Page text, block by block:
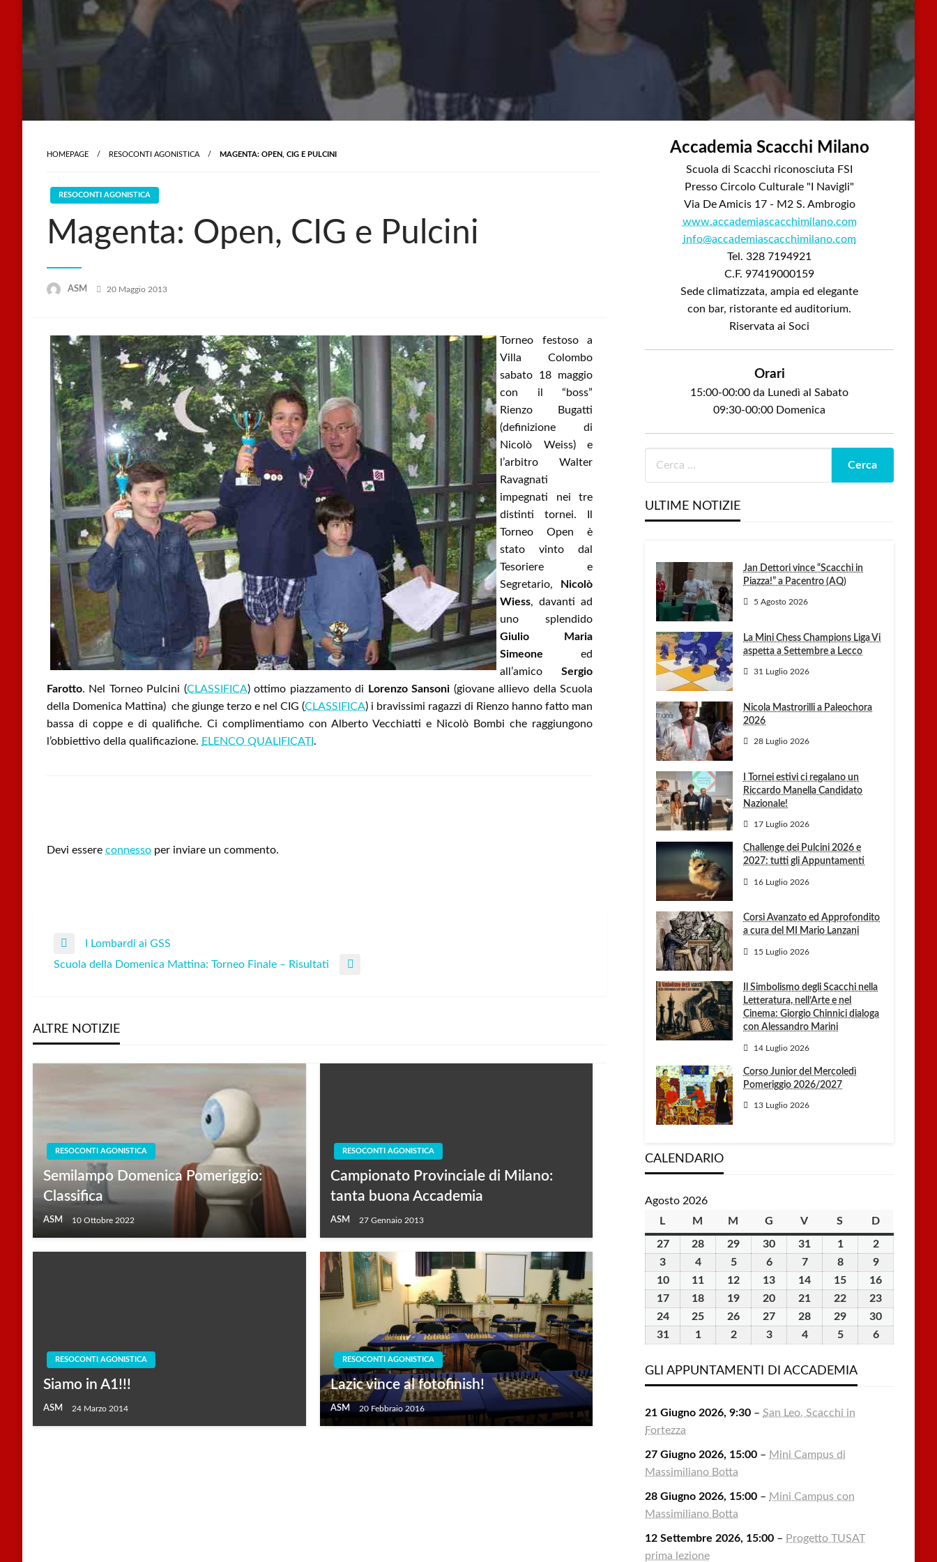
HOMEPAGE RESOCONTI AGONISTICA MAGENTA: OPEN, CIG E PULCINI
RESOCONTI AGONISTICA
Magenta: Open, CIG e Pulcini
ASM
Posted
20 Maggio 2013
Torneo festoso a
Villa Colombo
sabato 18 maggio
con il “boss”
Rienzo Bugatti
(definizione di
Nicolò Weiss) e
l’arbitro Walter
Ravagnati
impegnati nei tre
distinti tornei. Il
Torneo Open è
stato vinto dal
Tesoriere e
Segretario,
Nicolò
Wiess, davanti ad
uno splendido
Giulio Maria
Simeoneed
all’amicoSergio
Farotto. Nel Torneo Pulcini (CLASSIFICA) ottimo piazzamento di Lorenzo Sansoni (giovane allievo della Scuola
della Domenica Mattina) che giunge terzo e nel CIG (CLASSIFICA) i bravissimi ragazzi di Rienzo hanno fatto man
bassa di coppe e di qualifiche. Ci complimentiamo con Alberto Vecchiatti e Nicolò Bombi che raggiungono
l’obbiettivo della qualificazione. ELENCO QUALIFICATI .
Devi essere connesso per inviare un commento.
Navigazione
Previous
Post
I Lombardi ai GSS
Next
Scuola della Domenica Mattina: Torneo Finale – Risultati
ALTRE NOTIZIE
RESOCONTI AGONISTICA
Semilampo Domenica Pomeriggio:
Classifica
ASM 10 Ottobre 2022
RESOCONTI AGONISTICA
Campionato Provinciale di Milano:
tanta buona Accademia
ASM 27 Gennaio 2013
RESOCONTI AGONISTICA
Siamo in A1!!!
ASM 24 Marzo 2014
RESOCONTI AGONISTICA
Lazic vince al fotofinish!
ASM 20 Febbraio 2016
Accademia Scacchi Milano
Scuola di Scacchi riconosciuta FSI
Presso Circolo Culturale "I Navigli"
Via De Amicis 17 - M2 S. Ambrogio
www.accademiascacchimilano.com
info@accademiascacchimilano.com
Tel. 328 7194921
C.F. 97419000159
Sede climatizzata, ampia ed elegante
con bar, ristorante ed auditorium.
Riservata ai Soci
Orari
15:00-00:00 da Lunedì al Sabato
09:30-00:00 Domenica
ULTIME NOTIZIE
Jan Dettori vince “Scacchi in
Piazza!” a Pacentro (AQ)
5 Agosto 2026
La Mini Chess Champions Liga Vi
aspetta a Settembre a Lecco
31 Luglio 2026
Nicola Mastrorilli a Paleochora
2026
28 Luglio 2026
I Tornei estivi ci regalano un
Riccardo Manella Candidato
Nazionale!
17 Luglio 2026
Challenge dei Pulcini 2026 e
2027: tutti gli Appuntamenti
16 Luglio 2026
Corsi Avanzato ed Approfondito
a cura del MI Mario Lanzani
15 Luglio 2026
Il Simbolismo degli Scacchi nella
Letteratura, nell’Arte e nel
Cinema: Giorgio Chinnici dialoga
con Alessandro Marini
14 Luglio 2026
Corso Junior del Mercoledì
Pomeriggio 2026/2027
13 Luglio 2026
CALENDARIO
Agosto 2026
L lunedìM martedì
M mercoledì
G giovedì
V venerdì
S sabatoDdomenica
2727
Luglio
2026
28
Luglio
2026
29
Luglio
2026
30
Luglio
2026
31
Luglio
2026
11
Agosto
2026
22
Agosto
2026
3
Agosto
2026
44
Agosto
2026
55
Agosto
2026
66
Agosto
2026
77
Agosto
2026
88
Agosto
2026
99
Agosto
2026
1010
Agosto
2026
11
Agosto
2026
12
Agosto
2026
13
Agosto
2026
14
Agosto
2026
15
Agosto
2026
16
1717
Agosto
18
Agosto
19
Agosto
20
Agosto
21
Agosto
22
Agosto
23
2424
Agosto
25
Agosto
26
Agosto
27
Agosto
28
Agosto
29
Agosto
30
3131
2026
11
2026
22
2026
33
2026
44
2026
55
2026
66
GLI APPUNTAMENTI DI ACCADEMIA
21 Giugno 2026, 9:30 –San Leo, Scacchi in
Fortezza
27 Giugno 2026, 15:00 – Mini Campus di
Massimiliano Botta
28 Giugno 2026, 15:00 – Mini Campus con
Massimiliano Botta
12 Settembre 2026, 15:00 – Progetto TUSAT
prima lezione